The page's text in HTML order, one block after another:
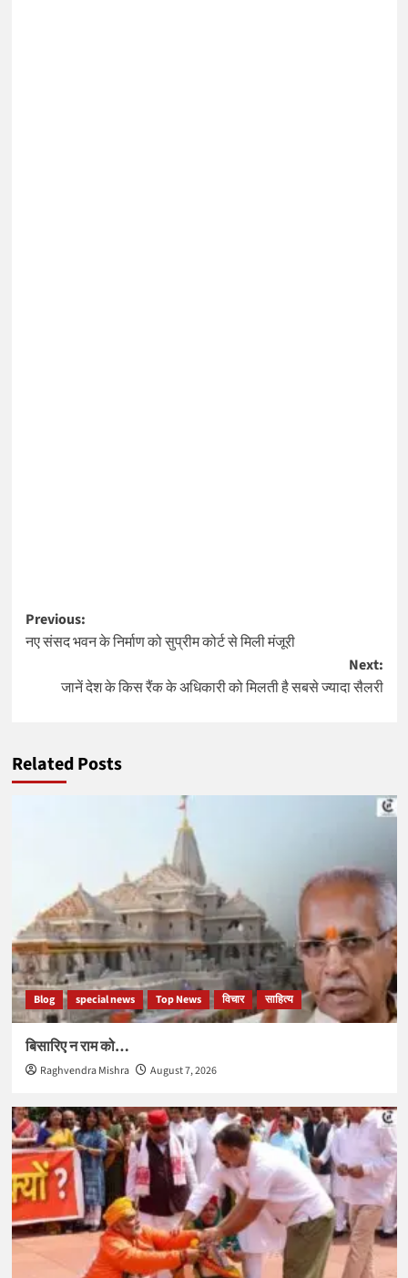
Post
navigation
Previous:
नए संसद भवन के निर्माण को सुप्रीम कोर्ट से मिली मंजूरी
Next:
जानें देश के किस रैंक के अधिकारी को मिलती है सबसे ज्यादा सैलरी
Related Posts
Blog special news Top News विचार साहित्य
बिसारिए न राम को…
Raghvendra Mishra August 7, 2026